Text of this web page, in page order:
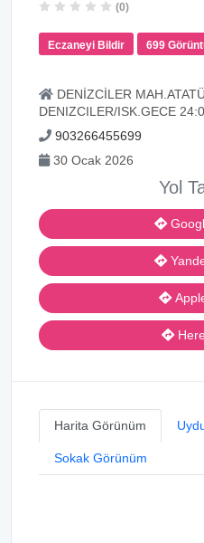
(0)
Eczaneyi Bildir 699
DENİZCİLER
DENIZCILER/ISK.GECE
903266455699
30 Ocak 2026
Yol
Harita Görünüm
Sokak Görünüm